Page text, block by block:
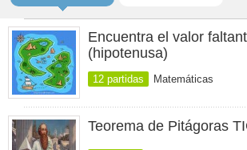
Encuentra el valor
(hipotenusa)
12 partidas Matemáticas
Teorema de Pitágoras